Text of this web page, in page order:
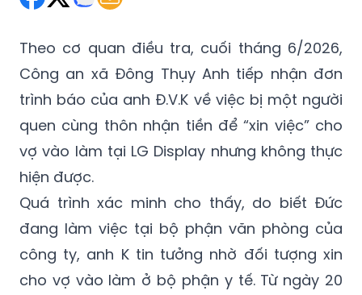
Theo cơ quan điều tra, cuối tháng 6/2026,
Công an xã Đông Thụy Anh tiếp nhận đơn
trình báo của anh Đ.V.K về việc bị một người
quen cùng thôn nhận tiền để “xin việc” cho
vợ vào làm tại LG Display nhưng không thực
hiện được.
Quá trình xác minh cho thấy, do biết Đức
đang làm việc tại bộ phận văn phòng của
công ty, anh K tin tưởng nhờ đối tượng xin
cho vợ vào làm ở bộ phận y tế. Từ ngày 20